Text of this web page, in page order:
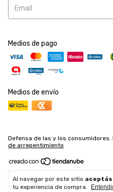
Al navegar por este sitio aceptás
tu experiencia de compra.
Medios de pago
Medios de envío
Defensa de las y los consumidores.
de arrepentimiento
Copyright Accesorios y
reservados.